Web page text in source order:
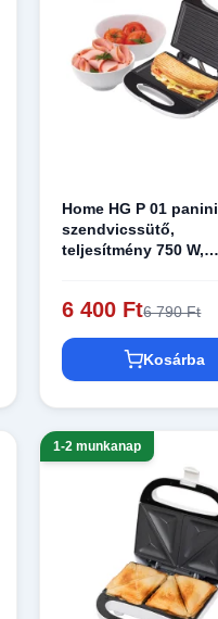
Home HG P 01 panini
szendvicssütő,
teljesítmény 750 W,
6 400 Ft6 790 Ft
Kosárba
1-2 munkanap